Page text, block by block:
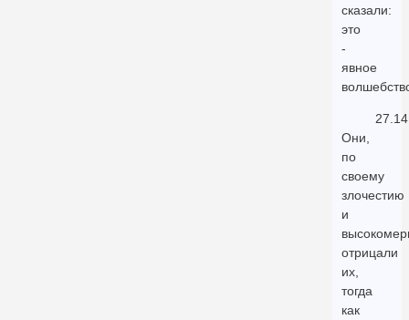
сказали:
это
-
явное
27.14
Они,
по
своему
злочестию
и
отрицали
их,
тогда
как